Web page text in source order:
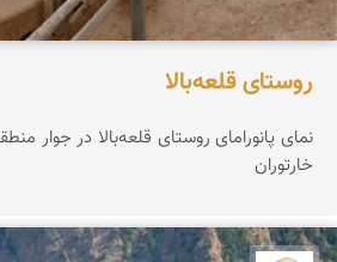
روستای قلعه‌بالا
نمای پانورامای روستای قلعه‌بالا در جوار
خارتوران